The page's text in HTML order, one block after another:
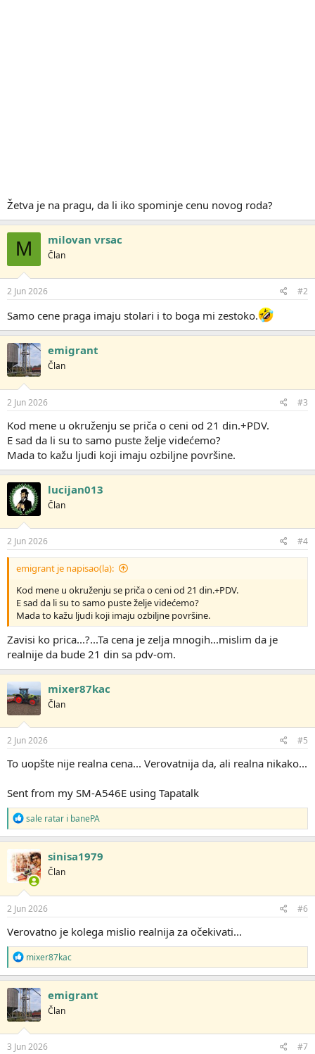
Žetva je na pragu, da li iko spominje cenu novog roda?
M milovan vrsac
Član
2 Jun 2026 #2
Samo cene praga imaju stolari i to boga mi zestoko.
emigrant
Član
2 Jun 2026 #3
Kod mene u okruženju se priča o ceni od 21 din.+PDV.
E sad da li su to samo puste želje videćemo?
Mada to kažu ljudi koji imaju ozbiljne površine.
lucijan013
Član
2 Jun 2026 #4
emigrant je napisao(la):
Kod mene u okruženju se priča o ceni od 21 din.+PDV.
E sad da li su to samo puste želje videćemo?
Mada to kažu ljudi koji imaju ozbiljne površine.
Zavisi ko prica...?...Ta cena je zelja mnogih...mislim da je
realnije da bude 21 din sa pdv-om.
mixer87kac
Član
2 Jun 2026 #5
To uopšte nije realna cena... Verovatnija da, ali realna nikako...
Sent from my SM-A546E using Tapatalk
R
e
a
g
o
v
a
n
j
:
sale ratar i banePA
sinisa1979
Član
2 Jun 2026 #6
Verovatno je kolega mislio realnija za očekivati...
R
e
a
g
o
v
a
n
j
mixer87kac
emigrant
Član
3 Jun 2026 #7